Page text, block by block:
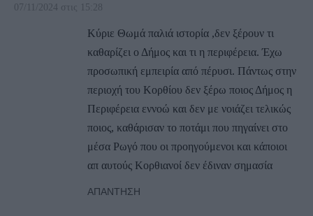
07/11/2024 στις 15:28
Κύριε Θωμά παλιά ιστορία ,δεν ξέρουν τι
καθαρίζει ο Δήμος και τι η περιφέρεια. Έχω
προσωπική εμπειρία από πέρυσι. Πάντως στην
περιοχή του Κορθίου δεν ξέρω ποιος Δήμος η
Περιφέρεια εννοώ και δεν με νοιάζει τελικώς
ποιος, καθάρισαν το ποτάμι που πηγαίνει στο
μέσα Ρωγό που οι προηγούμενοι και κάποιοι
απ αυτούς Κορθιανοί δεν έδιναν σημασία
ΑΠΆΝΤΗΣΗ